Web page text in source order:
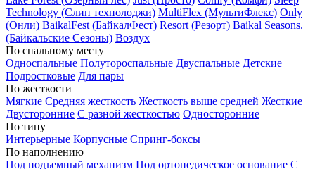
Technology (Слип технолоджи) MultiFlex (МультиФлекс) Only
(Онли) BaikalFest (БайкалФест) Resort (Резорт) Baikal Seasons.
(Байкальские Сезоны) Воздух
По спальному месту
Односпальные Полутороспальные Двуспальные Детские
Подростковые Для пары
По жесткости
Мягкие Средняя жесткость Жесткость выше средней Жесткие
Двусторонние С разной жесткостью Односторонние
По типу
Интерьерные Корпусные Спринг-боксы
По наполнению
Под подъемный механизм Под ортопедическое основание С